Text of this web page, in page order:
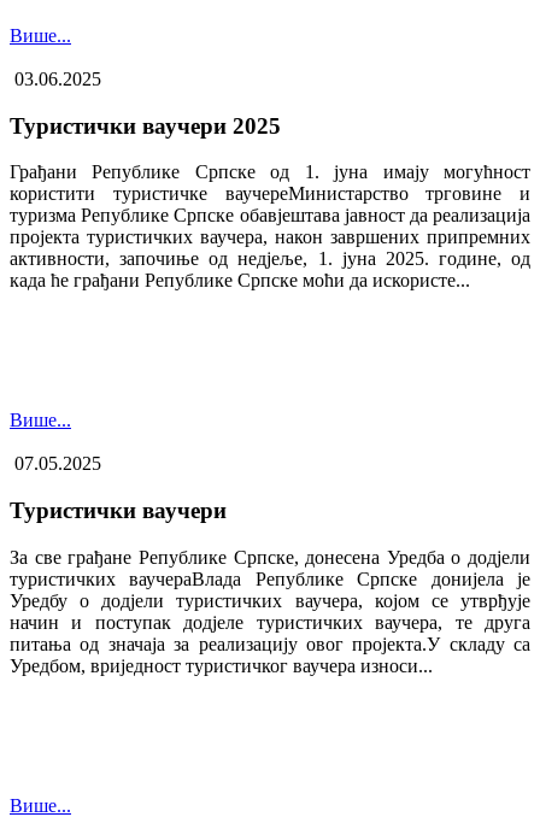
Више...
03.06.2025
Туристички ваучери 2025
Грађани Републике Српске од 1. јуна имају могућност
користити туристичке ваучере​Министарство трговине и
туризма Републике Српске обавјештава јавност да реализација
пројекта туристичких ваучера, након завршених припремних
активности, започиње од недјеље, 1. јуна 2025. године, од
када ће грађани Републике Српске моћи да искористе...
Више...
07.05.2025
Туристички ваучери
За све грађане Републике Српске, донесена Уредба о додјели
туристичких ваучера​Влада Републике Српске донијела је
Уредбу о додјели туристичких ваучера, којом се утврђује
начин и поступак додјеле туристичких ваучера, те друга
питања од значаја за реализацију овог пројекта.У складу са
Уредбом, вриједност туристичког ваучера износи...
Више...